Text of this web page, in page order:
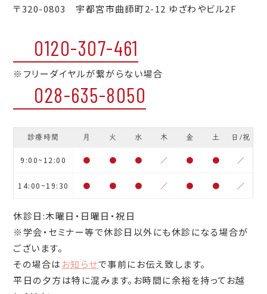
〒320-0803 宇都宮市曲師町2-12 ゆざわやビル2F
0120-307-461
※フリーダイヤルが繋がらない場合
028-635-8050
診療時間 月 火 水 木 金 土 日/祝
9:00~12:00 ● ● ● ／ ● ● ／
14:00~19:30 ● ● ● ／ ● ● ／
休診日:木曜日・日曜日・祝日
※学会・セミナー等で休診日以外にも休診になる場合が
ございます。
その場合は お知らせで事前にお伝え致します。
平日の夕方は特に混みます。お時間に余裕を持ってお越